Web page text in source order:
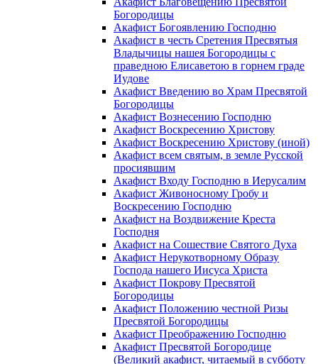
Богородицы
Акафист Богоявлению Господню
Акафист в честь Сретения Пресвятыя
Владычицы нашея Богородицы с
праведною Елисаветою в горнем граде
Иудове
Акафист Введению во Храм Пресвятой
Богородицы
Акафист Вознесению Господню
Акафист Воскресению Христову
Акафист Воскресению Христову (иной)
Акафист всем святым, в земле Русской
просиявшим
Акафист Входу Господню в Иерусалим
Акафист Живоносному Гробу и
Воскресению Господню
Акафист на Воздвижение Креста
Господня
Акафист на Сошествие Святого Духа
Акафист Нерукотворному Образу
Господа нашего Иисуса Христа
Акафист Покрову Пресвятой
Богородицы
Акафист Положению честной Ризы
Пресвятой Богородицы
Акафист Преображению Господню
Акафист Пресвятой Богородице
(Великий акафист, читаемый в субботу